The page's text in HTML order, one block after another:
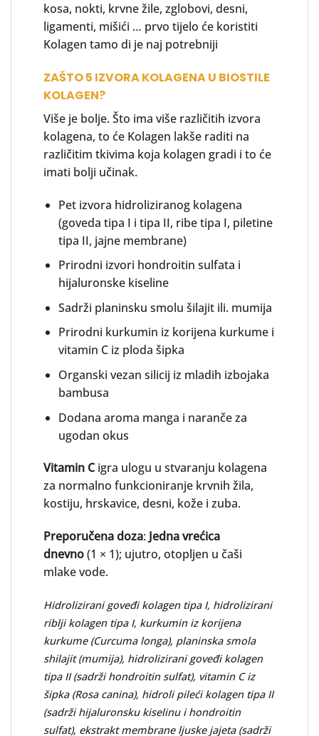
kosa, nokti, krvne žile, zglobovi, desni,
ligamenti, mišići … prvo tijelo će koristiti
Kolagen tamo di je naj potrebniji
ZAŠTO 5 IZVORA KOLAGENA U BIOSTILE
KOLAGEN?
Više je bolje. Što ima više različitih izvora
kolagena, to će Kolagen lakše raditi na
različitim tkivima koja kolagen gradi i to će
imati bolji učinak.
Pet izvora hidroliziranog kolagena
(goveda tipa I i tipa II, ribe tipa I, piletine
tipa II, jajne membrane)
Prirodni izvori hondroitin sulfata i
hijaluronske kiseline
Sadrži planinsku smolu šilajit ili. mumija
Prirodni kurkumin iz korijena kurkume i
vitamin C iz ploda šipka
Organski vezan silicij iz mladih izbojaka
bambusa
Dodana aroma manga i naranče za
ugodan okus
Vitamin Cigra ulogu u stvaranju kolagena
za normalno funkcioniranje krvnih žila,
kostiju, hrskavice, desni, kože i zuba.
Preporučena doza: Jedna vrećica
dnevno(1 × 1); ujutro, otopljen u čaši
mlake vode.
Hidrolizirani goveđi kolagen tipa I, hidrolizirani
riblji kolagen tipa I, kurkumin iz korijena
kurkume (Curcuma longa), planinska smola
shilajit (mumija), hidrolizirani goveđi kolagen
tipa II (sadrži hondroitin sulfat), vitamin C iz
šipka (Rosa canina), hidroli pileći kolagen tipa II
(sadrži hijaluronsku kiselinu i hondroitin
sulfat), ekstrakt membrane ljuske jajeta (sadrži